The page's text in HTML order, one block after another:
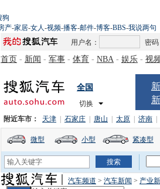
狗
产-家居-女人-视频-播客-邮件-博客-BBS-我说两句
用户名：
密码
首页 - 新闻 - 军事 - 体育 - NBA - 娱乐 - 视
全国
切换
附近车市： 天津 石家庄 唐山 太原 济南
微型 小型 紧凑型
汽车频道 > 汽车新闻 > 产业